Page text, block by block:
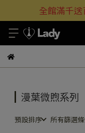
全館滿千送
漫葉微煦系列
預設排序 所有篩選